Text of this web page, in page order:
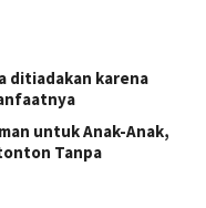
ditiadakan karena
untuk Anak-Anak,
Tanpa